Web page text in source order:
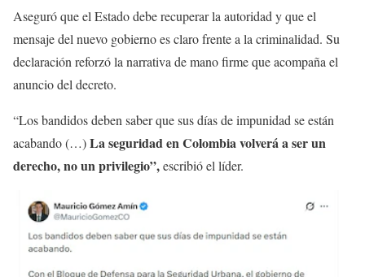
Aseguró que el Estado debe recuperar la autoridad y que el
mensaje del nuevo gobierno es claro frente a la criminalidad. Su
declaración reforzó la narrativa de mano firme que acompaña el
anuncio del decreto.
“Los bandidos deben saber que sus días de impunidad se están
acabando (…)La seguridad en Colombia volverá a ser un
derecho, no un privilegio”,escribió el líder.